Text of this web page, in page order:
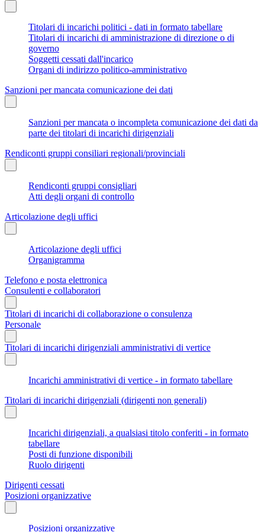
Titolari di incarichi politici - dati in formato tabellare
Titolari di incarichi di amministrazione di direzione o di
governo
Soggetti cessati dall'incarico
Organi di indirizzo politico-amministrativo
Sanzioni per mancata comunicazione dei dati
Sanzioni per mancata o incompleta comunicazione dei dati da
parte dei titolari di incarichi dirigenziali
Rendiconti gruppi consiliari regionali/provinciali
Rendiconti gruppi consigliari
Atti degli organi di controllo
Articolazione degli uffici
Articolazione degli uffici
Organigramma
Telefono e posta elettronica
Consulenti e collaboratori
Titolari di incarichi di collaborazione o consulenza
Personale
Titolari di incarichi dirigenziali amministrativi di vertice
Incarichi amministrativi di vertice - in formato tabellare
Titolari di incarichi dirigenziali (dirigenti non generali)
Incarichi dirigenziali, a qualsiasi titolo conferiti - in formato
tabellare
Posti di funzione disponibili
Ruolo dirigenti
Dirigenti cessati
Posizioni organizzative
Posizioni organizzative